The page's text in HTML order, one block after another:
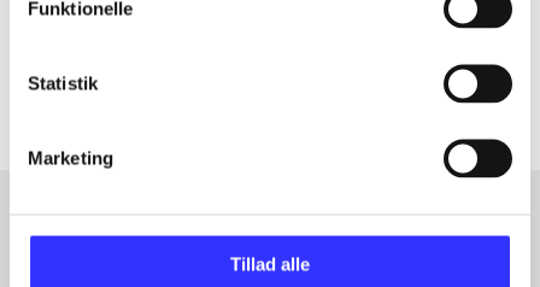
Funktionelle
Statistik
Marketing
Tillad alle
Artikler med samme emner